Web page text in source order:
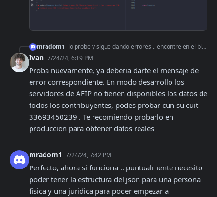
mradom1 lo probe y sigue dando errores .. encontre en el blog un codigo para probar y obtengo el error 500 igual
Ivan 7/24/24, 6:19 PM
Proba nuevamente, ya deberia darte el mensaje de
error correspondiente. En modo desarrollo los
servidores de AFIP no tienen disponibles los datos de
todos los contribuyentes, podes probar cun su cuit
33693450239 . Te recomiendo probarlo en
produccion para obtener datos reales
mradom1 7/24/24, 7:42 PM
Perfecto, ahora si funciona .. puntualmente necesito
poder tener la estructura del json para una persona
fisica y una juridica para poder empezar a